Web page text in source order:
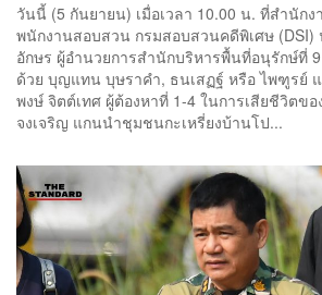
วันนี้ (5 กันยายน) เมื่อเวลา 10.00 น. ที่สำนักง
พนักงานสอบสวน กรมสอบสวนคดีพิเศษ
อักษร ผู้อำนวยการสํานักบริหารพื้นที่อนุรักษ์ที่
ด้วย บุญแทน บุษราคำ, ธนเสฏฐ์ หรือ ไพฑูรย์
พงษ์ จิตต์เทศ ผู้ต้องหาที่ 1-4 ในการเสียชีวิตข
จงเจริญ แกนนำชุมชนกะเหรี่ยงบ้านโป...